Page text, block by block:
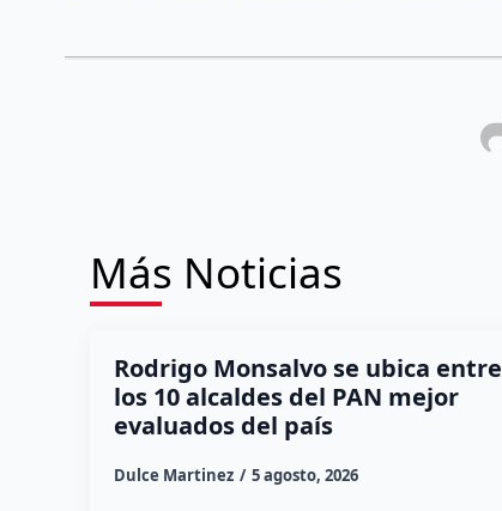
Más Noticias
Rodrigo Monsalvo se ubica entre
los 10 alcaldes del PAN mejor
evaluados del país
Dulce Martinez 5 agosto, 2026